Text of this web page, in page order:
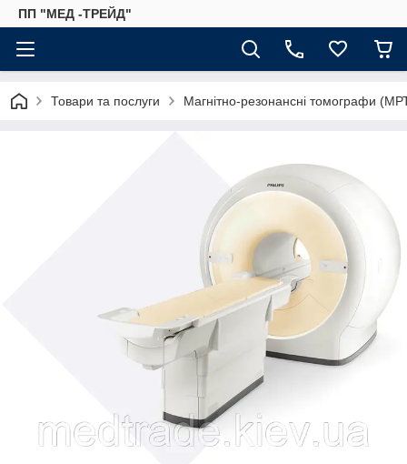
ПП "МЕД -ТРЕЙД"
Товари та послуги Магнітно-резонансні томографи